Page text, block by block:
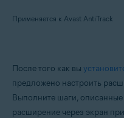
Применяется к Avast AntiTrack
Avast AntiTrack
После того как вы
предложено настроить
Выполните шаги, описанные
расширение через экран